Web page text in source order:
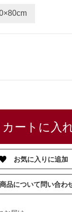
お気に入りに追加
品について問い合わ